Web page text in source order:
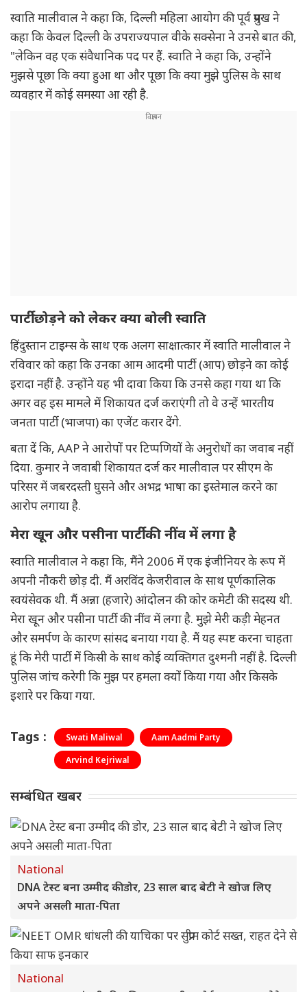
स्वाति मालीवाल ने कहा कि, दिल्ली महिला आयोग की पूर्व प्रमुख ने
कहा कि केवल दिल्ली के उपराज्यपाल वीके सक्सेना ने उनसे बात की,
"लेकिन वह एक संवैधानिक पद पर हैं. स्वाति ने कहा कि, उन्होंने
मुझसे पूछा कि क्या हुआ था और पूछा कि क्या मुझे पुलिस के साथ
व्यवहार में कोई समस्या आ रही है.
पार्टी छोड़ने को लेकर क्या बोली स्वाति
हिंदुस्तान टाइम्स के साथ एक अलग साक्षात्कार में स्वाति मालीवाल ने
रविवार को कहा कि उनका आम आदमी पार्टी (आप) छोड़ने का कोई
इरादा नहीं है. उन्होंने यह भी दावा किया कि उनसे कहा गया था कि
अगर वह इस मामले में शिकायत दर्ज कराएंगी तो वे उन्हें भारतीय
जनता पार्टी (भाजपा) का एजेंट करार देंगे.
बता दें कि, AAP ने आरोपों पर टिप्पणियों के अनुरोधों का जवाब नहीं
दिया. कुमार ने जवाबी शिकायत दर्ज कर मालीवाल पर सीएम के
परिसर में जबरदस्ती घुसने और अभद्र भाषा का इस्तेमाल करने का
आरोप लगाया है.
मेरा खून और पसीना पार्टी की नींव में लगा है
स्वाति मालीवाल ने कहा कि, मैंने 2006 में एक इंजीनियर के रूप में
अपनी नौकरी छोड़ दी. मैं अरविंद केजरीवाल के साथ पूर्णकालिक
स्वयंसेवक थी. मैं अन्ना (हजारे) आंदोलन की कोर कमेटी की सदस्य थी.
मेरा खून और पसीना पार्टी की नींव में लगा है. मुझे मेरी कड़ी मेहनत
और समर्पण के कारण सांसद बनाया गया है. मैं यह स्पष्ट करना चाहता
हूं कि मेरी पार्टी में किसी के साथ कोई व्यक्तिगत दुश्मनी नहीं है. दिल्ली
पुलिस जांच करेगी कि मुझ पर हमला क्यों किया गया और किसके
इशारे पर किया गया.
Tags : Swati Maliwal
Aam Aadmi Party
Arvind Kejriwal
सम्बंधित खबर
National
DNA टेस्ट बना उम्मीद की डोर, 23 साल बाद बेटी ने खोज लिए
अपने असली माता-पिता
National